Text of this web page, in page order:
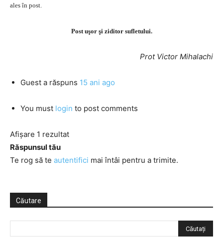
ales în post.
Post uşor şi ziditor sufletului.
Prot Victor Mihalachi
Guest a răspuns 15 ani ago
You must login to post comments
Afișare 1 rezultat
Răspunsul tău
Te rog să te autentifici mai întâi pentru a trimite.
Căutare